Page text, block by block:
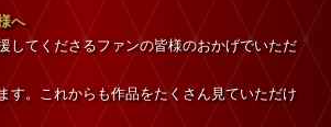
へ
してくださるファンの皆様のおかげでいただ
す。これからも作品をたくさん見ていただけ